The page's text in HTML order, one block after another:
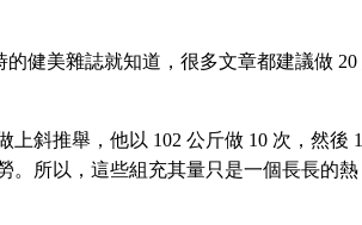
健美雜誌就知道，很多文章都建議做 20
斜推舉，他以 102 公斤做 10 次，然後
。所以，這些組充其量只是一個長長的熱